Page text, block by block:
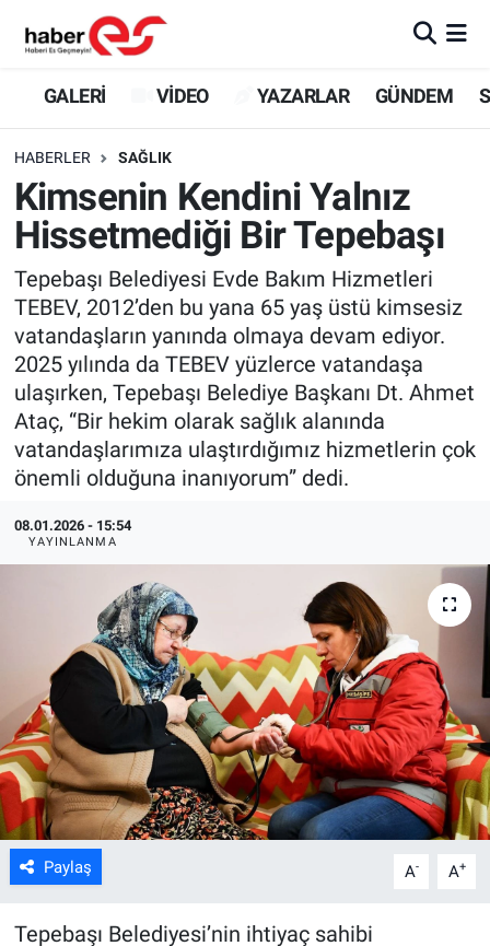
GALERİ VİDEO YAZARLAR GÜNDEM
HABERLER SAĞLIK
Kimsenin Kendini Yalnız
Hissetmediği Bir Tepebaşı
Tepebaşı Belediyesi Evde Bakım Hizmetleri
TEBEV, 2012’den bu yana 65 yaş üstü kimsesiz
vatandaşların yanında olmaya devam ediyor.
2025 yılında da TEBEV yüzlerce vatandaşa
ulaşırken, Tepebaşı Belediye Başkanı Dt. Ahmet
Ataç, “Bir hekim olarak sağlık alanında
vatandaşlarımıza ulaştırdığımız hizmetlerin çok
önemli olduğuna inanıyorum” dedi.
08.01.2026 - 15:54
YAYINLANMA
Paylaş A- A+
Tepebaşı Belediyesi’nin ihtiyaç sahibi
GALERİ
YAZARLAR
GÜNDEM
SİYASET
TEKNOLOJİ
EKONOMİ
SPOR
ASAYİŞ
Eskişehir Nöbetçi Eczaneler
Eskişehir Trafik Yoğunluk Haritası
Süper Lig Puan Durumu ve Fikstür
Tüm Manşetler
Son Dakika Haberleri
Haber Arşivi